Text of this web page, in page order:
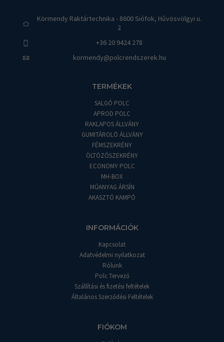
Körmendy Raktártechnika - 8600 Siófok, Hűvösvölgyi u.
2
+36 20 9424 278
kormendy@polcrendszerek.hu
TERMÉKEK
SALGÓ POLC
APROD POLC
RAKLAPOS ÁLLVÁNY
GUMITÁROLÓ ÁLLVÁNY
FÉMSZEKRÉNY
ÖLTÖZŐSZEKRÉNY
ECONOMY POLC
MH-BOX
MŰANYAG ÁRSÍN
AKASZTÓ KAMPÓ
INFORMÁCIÓK
Kapcsolat
Adatvédelmi nyilatkozat
Rólunk
Polc Tervező
Szállítási és fizetési feltételek
Általános Szerződési Feltételek
FIÓKOM